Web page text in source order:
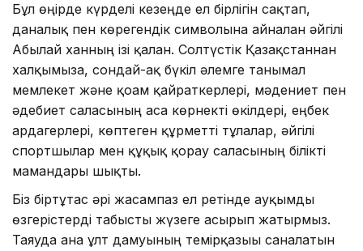
Бұл өңірде күрделі кезеңде ел бірлігін сақтап,
даналық пен көрегендік символына айналған әйгілі
Абылай ханның ізі қалған. Солтүстік Қазақстаннан
халқымызға, сондай-ақ бүкіл әлемге танымал
мемлекет және қоғам қайраткерлері, мәдениет пен
әдебиет саласының аса көрнекті өкілдері, еңбек
ардагерлері, көптеген құрметті тұлғалар, әйгілі
спортшылар мен құқық қорғау саласының білікті
мамандары шықты.
Біз біртұтас әрі жасампаз ел ретінде ауқымды
өзгерістерді табысты жүзеге асырып жатырмыз.
Таяуда ғана ұлт дамуының темірқазығы саналатын